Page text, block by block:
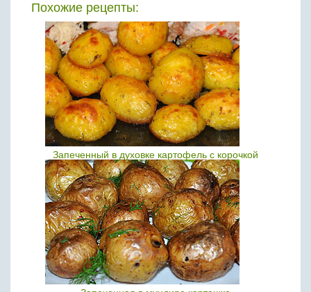
Похожие рецепты:
Запеченный в духовке картофель с корочкой